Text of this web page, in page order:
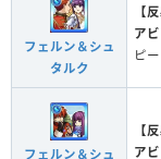
フェルン＆シュ
タルク
【
アビ
ピ
フェルン＆シュ
【
アビ